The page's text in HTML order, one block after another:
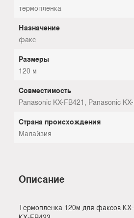
термопленка
Назначение
факс
Размеры
120 м
Совместимость
Panasonic KX-FB421, Panasonic
Страна происхождения
Малайзия
Описание
Термопленка 120м для факсов